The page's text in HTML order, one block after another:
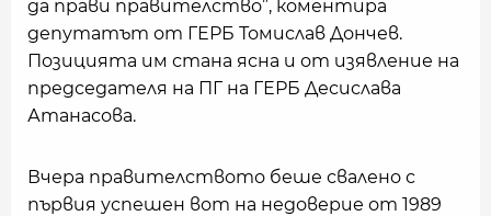
да прави правителство”, коментира
депутатът от ГЕРБ Томислав Дончев.
Позицията им стана ясна и от изявление на
председателя на ПГ на ГЕРБ Десислава
Атанасова.
Вчера правителството беше свалено с
първия успешен вот на недоверие от 1989